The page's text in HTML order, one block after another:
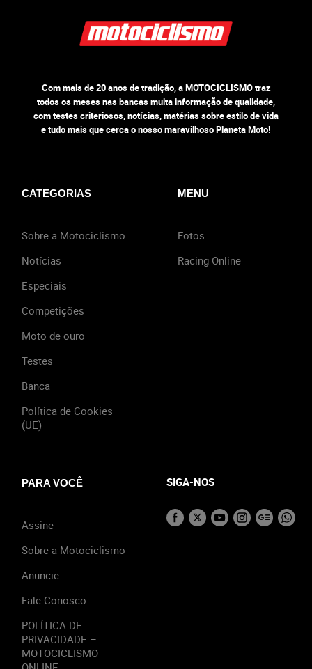
Com mais de 20 anos de tradição, a MOTOCICLISMO traz
todos os meses nas bancas muita informação de qualidade,
com testes criteriosos, notícias, matérias sobre estilo de vida
e tudo mais que cerca o nosso maravilhoso Planeta Moto!
CATEGORIAS
Sobre a Motociclismo
Notícias
Especiais
Competições
Moto de ouro
Testes
Banca
Política de Cookies
(UE)
MENU
Fotos
Racing Online
PARA VOCÊ
Assine
Sobre a Motociclismo
Anuncie
Fale Conosco
POLÍTICA DE
PRIVACIDADE –
MOTOCICLISMO
SIGA-NOS